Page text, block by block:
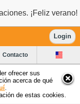
¡Feliz verano!
Login
Contacto
ofrecer sus
acerca de qué
de estas cookies.